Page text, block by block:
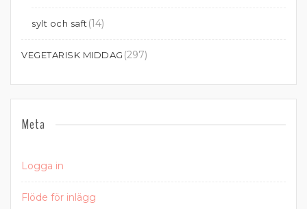
sylt och saft (14)
VEGETARISK MIDDAG (297)
Meta
Logga in
Flöde för inlägg